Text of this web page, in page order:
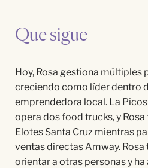
Que sigue
Hoy, Rosa gestiona múltiples
creciendo como líder dentro
emprendedora local. La
opera dos food trucks, y
Elotes Santa Cruz mientras
ventas directas Amway.
orientar a otras personas y ha